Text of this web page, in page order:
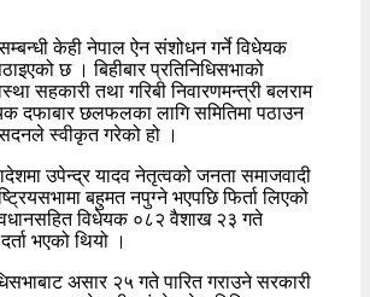
केही नेपाल ऐन संशोधन गर्ने विधेयक
छ । बिहीबार प्रतिनिधिसभाको
सहकारी तथा गरिबी निवारणमन्त्री बलराम
दफाबार छलफलका लागि समितिमा पठाउन
स्वीकृत गरेको हो ।
उपेन्द्र यादव नेतृत्वको जनता समाजवादी
बहुमत नपुग्ने भएपछि फिर्ता लिएको
विधेयक ०८२ वैशाख २३ गते
भएको थियो ।
असार २५ गते पारित गराउने सरकारी